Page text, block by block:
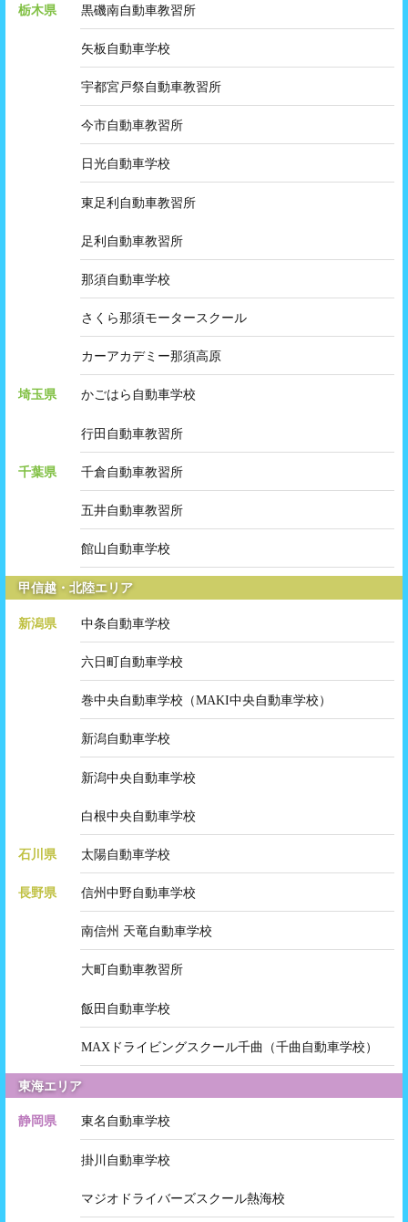
栃木県 黒磯南自動車教習所
矢板自動車学校
宇都宮戸祭自動車教習所
今市自動車教習所
日光自動車学校
東足利自動車教習所
足利自動車教習所
那須自動車学校
さくら那須モータースクール
カーアカデミー那須高原
埼玉県 かごはら自動車学校
行田自動車教習所
千葉県 千倉自動車教習所
五井自動車教習所
館山自動車学校
甲信越・北陸エリア
新潟県 中条自動車学校
六日町自動車学校
巻中央自動車学校（MAKI中央自動車学校）
新潟自動車学校
新潟中央自動車学校
白根中央自動車学校
石川県 太陽自動車学校
長野県 信州中野自動車学校
南信州 天竜自動車学校
大町自動車教習所
飯田自動車学校
MAXドライビングスクール千曲（千曲自動車学校）
東海エリア
静岡県 東名自動車学校
掛川自動車学校
マジオドライバーズスクール熱海校